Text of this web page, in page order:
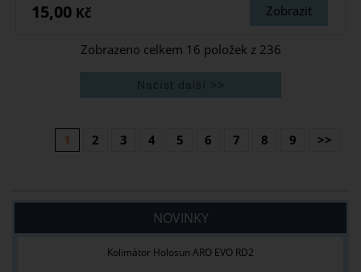
Zobrazit
15,00 Kč
Zobrazeno celkem 16 položek z 236
1 2 3 4 5 6 7 8 9 >>
NOVINKY
Kolimátor Holosun ARO EVO RD2